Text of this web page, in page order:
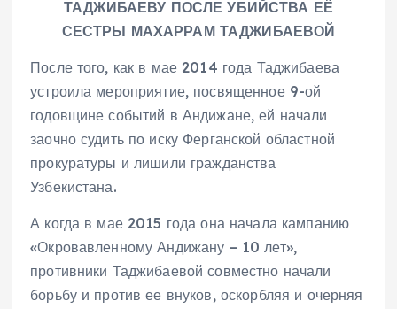
ТАДЖИБАЕВУ ПОСЛЕ УБИЙСТВА ЕЁ
СЕСТРЫ МАХАРРАМ ТАДЖИБАЕВОЙ
После того, как в мае 2014 года Таджибаева
устроила мероприятие, посвященное 9-ой
годовщине событий в Андижане, ей начали
заочно судить по иску Ферганской областной
прокуратуры и лишили гражданства
Узбекистана.
А когда в мае 2015 года она начала кампанию
«Окровавленному Андижану – 10 лет»,
противники Таджибаевой совместно начали
борьбу и против ее внуков, оскорбляя и очерняя